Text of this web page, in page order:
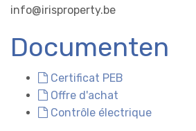
info@irisproperty.be
Documenten
Certificat PEB
Offre d'achat
Contrôle électrique